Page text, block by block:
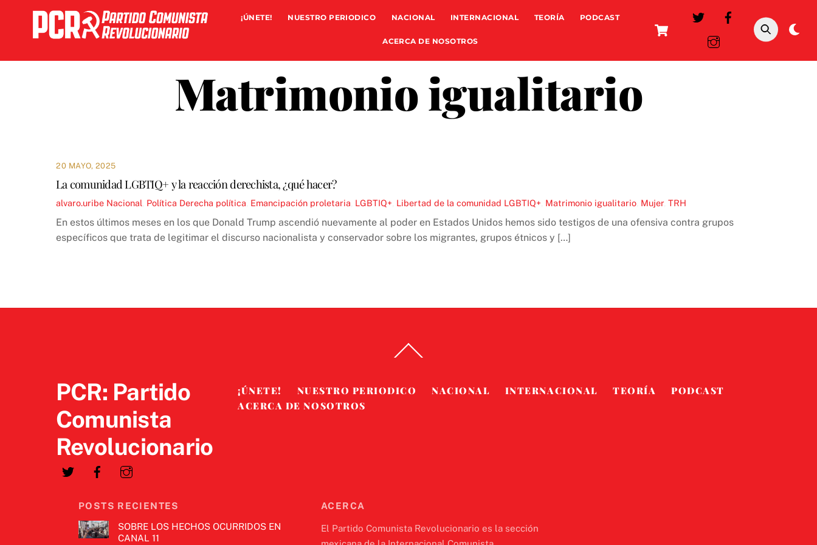
content
Cart
¡ÚNETE! NUESTRO PERIODICO NACIONAL INTERNACIONAL TEORÍA PODCAST
ACERCA DE NOSOTROS
Matrimonio igualitario
20 MAYO, 2025
La comunidad LGBTIQ+ y la reacción derechista, ¿qué hacer?
alvaro.uribe Nacional Política Derecha política Emancipación proletaria LGBTIQ+ Libertad de la comunidad LGBTIQ+ Matrimonio igualitario Mujer, TRH
En estos últimos meses en los que Donald Trump ascendió nuevamente al poder en Estados Unidos hemos sido testigos de una ofensiva contra grupos
específicos que trata de legitimar el discurso nacionalista y conservador sobre los migrantes, grupos étnicos y […]
To
PCR: Partido
Comunista
Revolucionario
¡ÚNETE! NUESTRO PERIODICO NACIONAL INTERNACIONAL TEORÍA
PODCAST
ACERCA DE NOSOTROS
POSTS RECIENTES
SOBRE LOS HECHOS OCURRIDOS EN
CANAL 11
ACERCA
El Partido Comunista Revolucionario es la sección